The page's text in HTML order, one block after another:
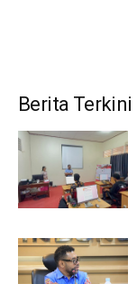
Berita Terkini